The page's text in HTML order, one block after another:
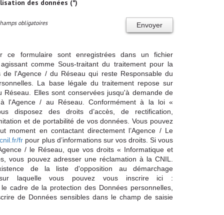
des données (*)
Envoyer
obligatoires
ce formulaire sont enregistrées dans un fichier
comme Sous-traitant du traitement pour la
de l'Agence / du Réseau qui reste Responsable du
La base légale du traitement repose sur
Elles sont conservées jusqu'à demande de
l'Agence / au Réseau. Conformément à la loi «
disposez des droits d’accès, de rectification,
et de portabilité de vos données. Vous pouvez
moment en contactant directement l’Agence / Le
fr pour plus d’informations sur vos droits. Si vous
/ le Réseau, que vos droits « Informatique et
vous pouvez adresser une réclamation à la CNIL.
de la liste d'opposition au démarchage
laquelle vous pouvez vous inscrire ici :
cadre de la protection des Données personnelles,
de Données sensibles dans le champ de saisie